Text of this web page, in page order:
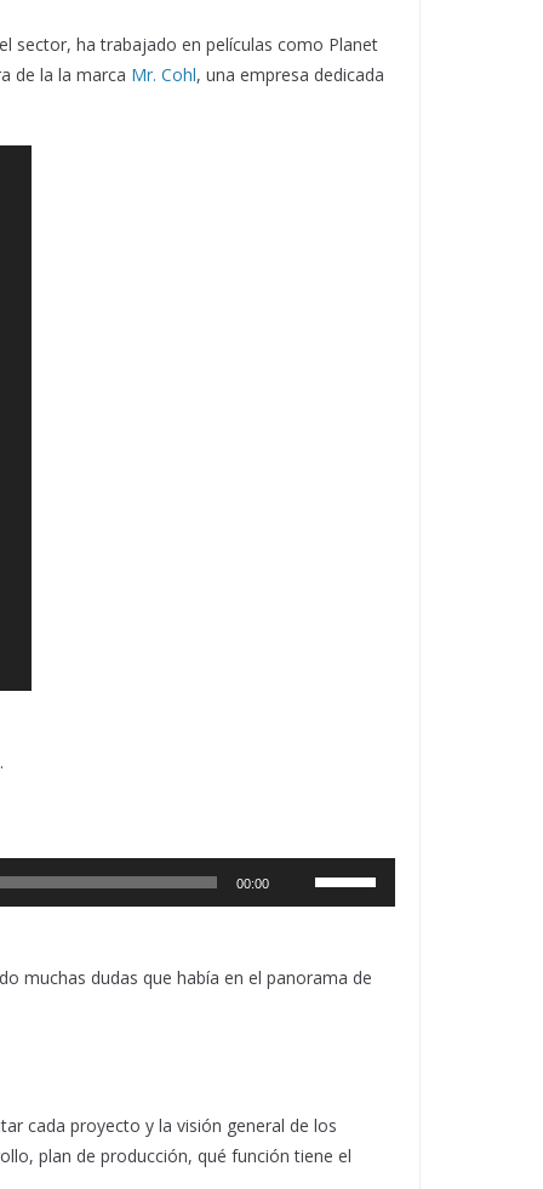
sector, ha trabajado en películas como Planet
de la la marca Mr. Cohl, una empresa dedicada
00:00
Utiliza
las
de
muchas dudas que había en el panorama de
cada proyecto y la visión general de los
plan de producción, qué función tiene el